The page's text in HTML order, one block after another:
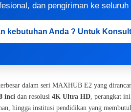
dan pengiriman ke seluruh
kebutuhan Anda ? Untuk
dalam seri MAXHUB E2 yang
inci dan resolusi 4K Ultra HD , perangkat
hingga institusi pendidikan yang